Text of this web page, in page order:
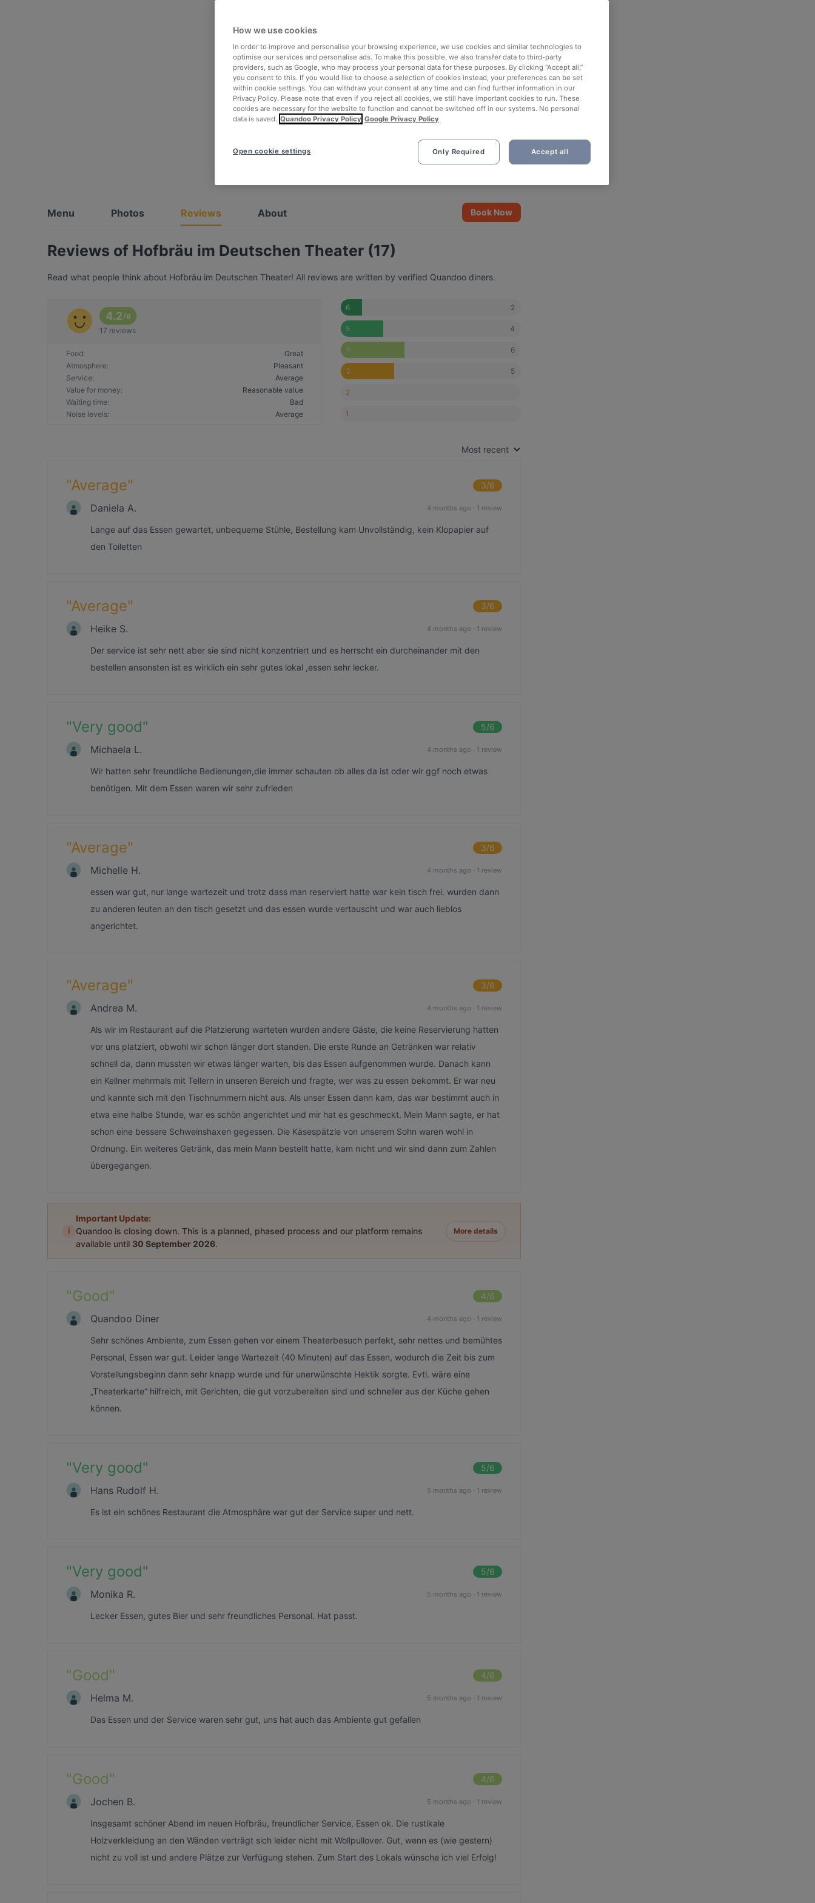
Menu Photos Reviews About Book Now
Reviews of Hofbräu im Deutschen Theater (17)
Read what people think about Hofbräu im Deutschen Theater! All reviews are written by verified Quandoo diners.
4.2/6
17 reviews
Food:
Great
Atmosphere:
Pleasant
Service:
Average
Value for money:
Reasonable value
Waiting time:
Bad
Noise levels: Average
6 2
5 4
4 6
3 5
2
1
Most recent
"Average" 3/6
Daniela A. 4 months ago · 1 review
Lange auf das Essen gewartet, unbequeme Stühle, Bestellung kam Unvollständig, kein Klopapier auf
den Toiletten
"Average" 3/6
Heike S. 4 months ago · 1 review
Der service ist sehr nett aber sie sind nicht konzentriert und es herrscht ein durcheinander mit den
bestellen ansonsten ist es wirklich ein sehr gutes lokal ,essen sehr lecker.
"Very good" 5/6
Michaela L. 4 months ago · 1 review
Wir hatten sehr freundliche Bedienungen,die immer schauten ob alles da ist oder wir ggf noch etwas
benötigen. Mit dem Essen waren wir sehr zufrieden
"Average" 3/6
Michelle H. 4 months ago · 1 review
essen war gut, nur lange wartezeit und trotz dass man reserviert hatte war kein tisch frei. wurden dann
zu anderen leuten an den tisch gesetzt und das essen wurde vertauscht und war auch lieblos
angerichtet.
"Average" 3/6
Andrea M. 4 months ago · 1 review
Als wir im Restaurant auf die Platzierung warteten wurden andere Gäste, die keine Reservierung hatten
vor uns platziert, obwohl wir schon länger dort standen. Die erste Runde an Getränken war relativ
schnell da, dann mussten wir etwas länger warten, bis das Essen aufgenommen wurde. Danach kann
ein Kellner mehrmals mit Tellern in unseren Bereich und fragte, wer was zu essen bekommt. Er war neu
und kannte sich mit den Tischnummern nicht aus. Als unser Essen dann kam, das war bestimmt auch in
etwa eine halbe Stunde, war es schön angerichtet und mir hat es geschmeckt. Mein Mann sagte, er hat
schon eine bessere Schweinshaxen gegessen. Die Käsespätzle von unserem Sohn waren wohl in
Ordnung. Ein weiteres Getränk, das mein Mann bestellt hatte, kam nicht und wir sind dann zum Zahlen
übergegangen.
i
Important Update:
Quandoo is closing down. This is a planned, phased process and our platform remains
available until 30 September 2026.
More details
"Good" 4/6
Quandoo Diner 4 months ago · 1 review
Sehr schönes Ambiente, zum Essen gehen vor einem Theaterbesuch perfekt, sehr nettes und bemühtes
Personal, Essen war gut. Leider lange Wartezeit (40 Minuten) auf das Essen, wodurch die Zeit bis zum
Vorstellungsbeginn dann sehr knapp wurde und für unerwünschte Hektik sorgte. Evtl. wäre eine
„Theaterkarte“ hilfreich, mit Gerichten, die gut vorzubereiten sind und schneller aus der Küche gehen
können.
"Very good" 5/6
Hans Rudolf H. 5 months ago · 1 review
Es ist ein schönes Restaurant die Atmosphäre war gut der Service super und nett.
"Very good" 5/6
Monika R. 5 months ago · 1 review
Lecker Essen, gutes Bier und sehr freundliches Personal. Hat passt.
"Good" 4/6
Helma M. 5 months ago · 1 review
Das Essen und der Service waren sehr gut, uns hat auch das Ambiente gut gefallen
"Good" 4/6
Jochen B. 5 months ago · 1 review
Insgesamt schöner Abend im neuen Hofbräu, freundlicher Service, Essen ok. Die rustikale
Holzverkleidung an den Wänden verträgt sich leider nicht mit Wollpullover. Gut, wenn es (wie gestern)
nicht zu voll ist und andere Plätze zur Verfügung stehen. Zum Start des Lokals wünsche ich viel Erfolg!
How we use cookies
In order to improve and personalise your browsing experience, we use cookies and similar technologies to
optimise our services and personalise ads. To make this possible, we also transfer data to third-party
providers, such as Google, who may process your personal data for these purposes. By clicking “Accept all,”
you consent to this. If you would like to choose a selection of cookies instead, your preferences can be set
within cookie settings. You can withdraw your consent at any time and can find further information in our
Privacy Policy. Please note that even if you reject all cookies, we still have important cookies to run. These
cookies are necessary for the website to function and cannot be switched off in our systems. No personal
data is saved. Quandoo Privacy Policy Google Privacy Policy
Only Required Accept all
Open cookie settings